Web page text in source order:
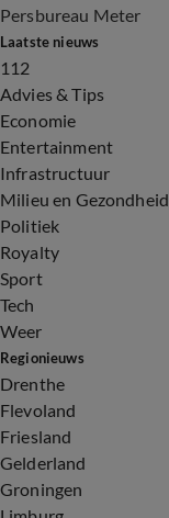
Persbureau Meter
Laatste nieuws
112
Advies & Tips
Economie
Entertainment
Infrastructuur
Milieu en Gezondheid
Politiek
Royalty
Sport
Tech
Weer
Regionieuws
Drenthe
Flevoland
Friesland
Gelderland
Groningen